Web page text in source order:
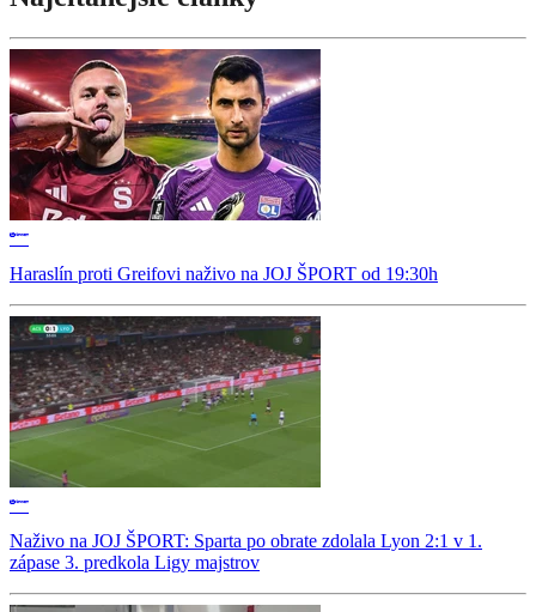
Haraslín proti Greifovi naživo na JOJ ŠPORT od 19:30h
Naživo na JOJ ŠPORT: Sparta po obrate zdolala Lyon 2:1 v 1.
zápase 3. predkola Ligy majstrov